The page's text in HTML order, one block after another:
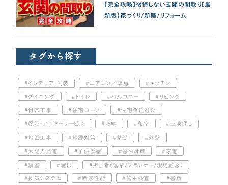
【完全攻略】後悔しない玄関の間取り【最
新版】家づくり/新築/リフォーム
タグから探す
インテリア・内装 エアコン／暖房 キッチン
ダイニング トイレ バルコニー リビング
付帯工事 住宅ローン 住宅会社選び
保証・アフターサービス 収納 和室 土地探し
地盤工事 地震対策 基礎 外壁
太陽光発電 子供部屋 害虫対策 家電
寝室 屋根 担当者（営業/プランナー/現場監督）
換気システム 断熱性能 施主検査 書斎